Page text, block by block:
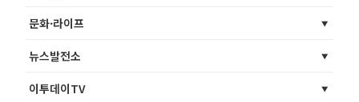
문화·라이프
뉴스발전소
이투데이TV